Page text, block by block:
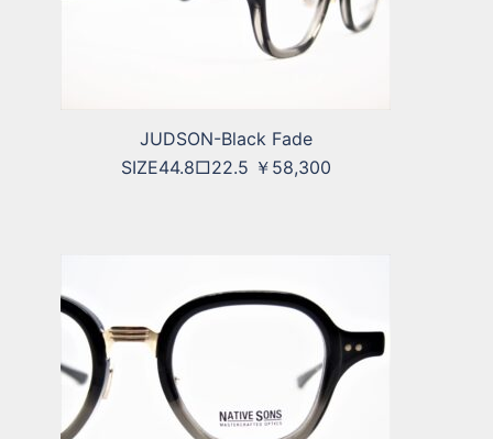
JUDSON-Black Fade
SIZE44.8□22.5 ￥58,300